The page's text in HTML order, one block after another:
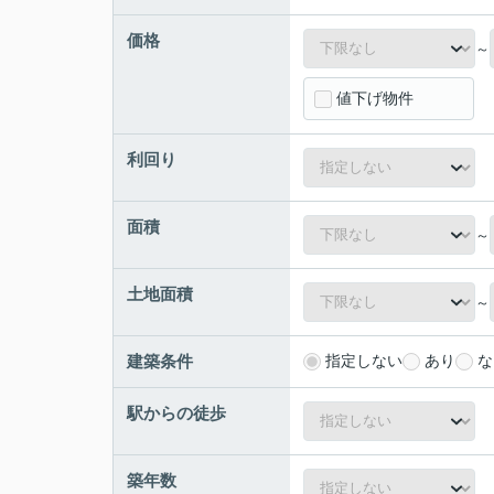
価格 ～
値下げ物件
利回り
面積 ～
土地面積 ～
建築条件 指定しない あり
駅からの徒歩
築年数